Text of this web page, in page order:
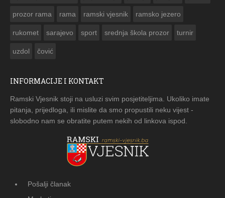
prozor rama rama ramski vjesnik ramsko jezero
rukomet sarajevo sport srednja škola prozor turnir
uzdol čović
INFORMACIJE I KONTAKT
Ramski Vjesnik stoji na usluzi svim posjetiteljima. Ukoliko imate
pitanja, prijedloga, ili mislite da smo propustili neku vijest -
slobodno nam se obratite putem nekih od linkova ispod.
Pošalji članak